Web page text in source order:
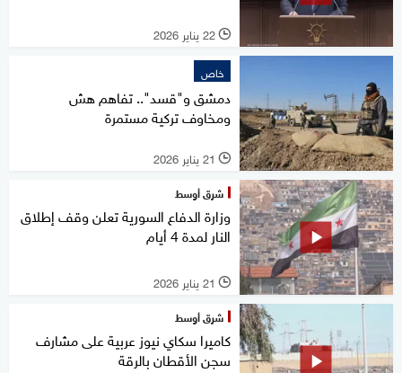
l 22 يناير 2026
خاص
دمشق و"قسد".. تفاهم هش
ومخاوف تركية مستمرة
l 21 يناير 2026
شرق أوسط
وزارة الدفاع السورية تعلن وقف إطلاق
النار لمدة 4 أيام
l 21 يناير 2026
شرق أوسط
كاميرا سكاي نيوز عربية على مشارف
سجن الأقطان بالرقة